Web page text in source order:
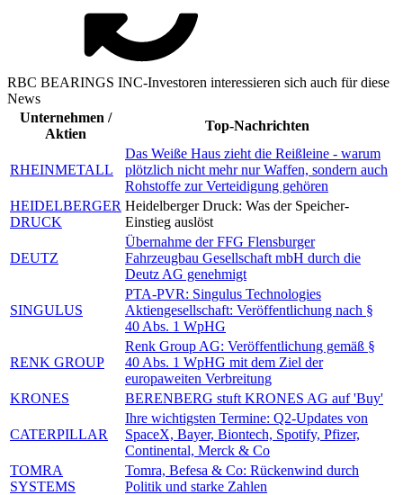
RBC BEARINGS INC-Investoren interessieren sich auch für diese
News
Unternehmen /
Aktien
Top-Nachrichten
RHEINMETALL
Das Weiße Haus zieht die Reißleine - warum
plötzlich nicht mehr nur Waffen, sondern auch
Rohstoffe zur Verteidigung gehören
HEIDELBERGER
DRUCK
Heidelberger Druck: Was der Speicher-
Einstieg auslöst
DEUTZ
Übernahme der FFG Flensburger
Fahrzeugbau Gesellschaft mbH durch die
Deutz AG genehmigt
SINGULUS
PTA-PVR: Singulus Technologies
Aktiengesellschaft: Veröffentlichung nach §
40 Abs. 1 WpHG
RENK GROUP
Renk Group AG: Veröffentlichung gemäß §
40 Abs. 1 WpHG mit dem Ziel der
europaweiten Verbreitung
KRONES
BERENBERG stuft KRONES AG auf 'Buy'
CATERPILLAR
Ihre wichtigsten Termine: Q2-Updates von
SpaceX, Bayer, Biontech, Spotify, Pfizer,
Continental, Merck & Co
TOMRA
SYSTEMS
Tomra, Befesa & Co: Rückenwind durch
Politik und starke Zahlen